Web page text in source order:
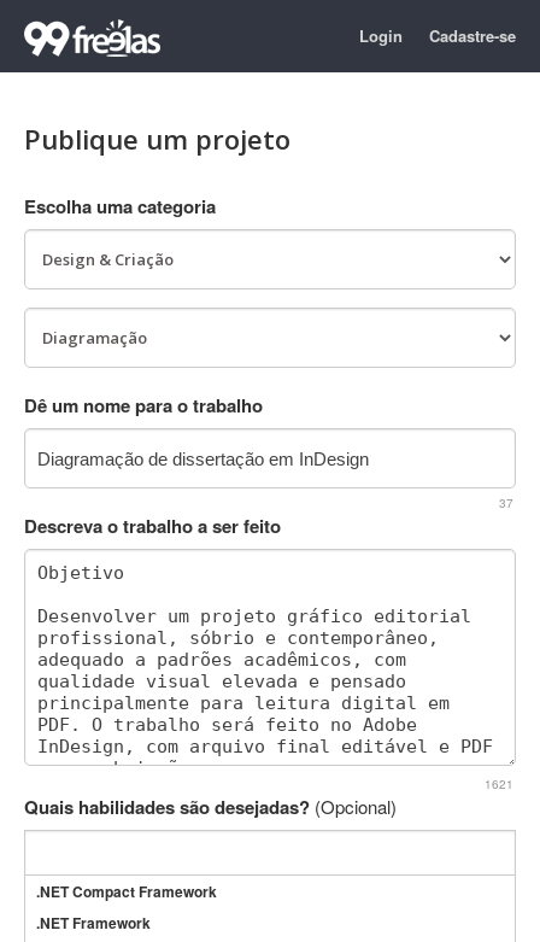
Login Cadastre-se
Publique um projeto
Escolha uma categoria
Dê um nome para o trabalho
37
Descreva o trabalho a ser feito
1621
Quais habilidades são desejadas? (Opcional)
.NET Compact Framework
.NET Framework